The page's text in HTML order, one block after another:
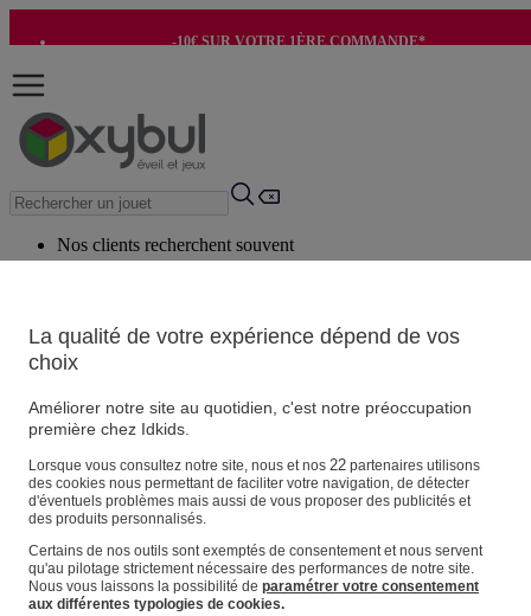
-10€ SUR VOTRE 1ÈRE COMMANDE*
Nos clients recherchent souvent
Conseils suggérés
Produits suggérés
Vos informations personnelles
Suivre une commande
Magasin
Panier
Favoris
La qualité de votre expérience dépend de vos
choix
Améliorer notre site au quotidien, c'est notre préoccupation
première chez Idkids.
Lorsque vous consultez notre site, nous et nos 22partenaires utilisons
des cookies nous permettant de faciliter votre navigation, de détecter
d'éventuels problèmes mais aussi de vous proposer des publicités et
des produits personnalisés.
Certains de nos outils sont exemptés de consentement et nous servent
qu'au pilotage strictement nécessaire des performances de notre site.
Nous vous laissons la possibilité de paramétrer votre consentement
aux différentes typologies de cookies.